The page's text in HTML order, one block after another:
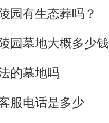
园有生态葬吗？
园墓地大概多少
的墓地吗
服电话是多少